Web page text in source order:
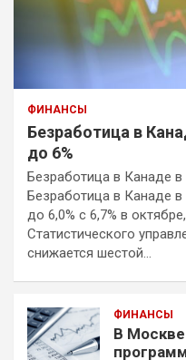
ФИНАНСЫ
Безработица в
до 6%
Безработица в Канаде
Безработица в Канаде
до 6,0% с 6,7% в
Статистического
снижается шестой…
ФИНАНСЫ
В Москве